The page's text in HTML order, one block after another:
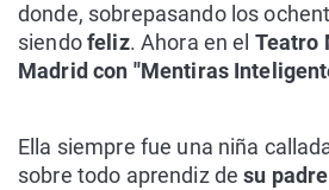
donde, sobrepasando los
siendofeliz. Ahora en el Teatro
Madrid con ''Mentiras
Ella siempre fue una niña
sobre todo aprendiz desu padre